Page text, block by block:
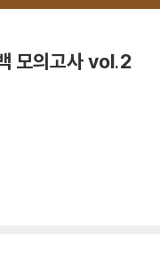
모의고사 vol.2